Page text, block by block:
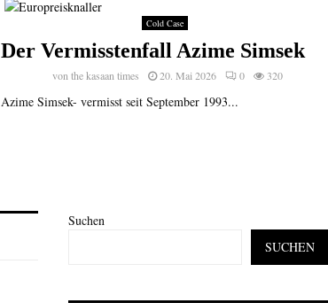
Cold Case
Der Vermisstenfall Azime Simsek
vonthe kasaan times 20. Mai 2026 0 320
Azime Simsek- vermisst seit September 1993...
Suchen
SUCHEN